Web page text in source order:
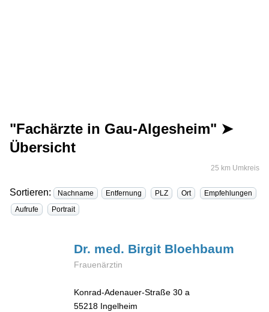
"Fachärzte in Gau-Algesheim" ➤
Übersicht
25 km Umkreis
Sortieren: Nachname Entfernung PLZ Ort
Empfehlungen
Aufrufe
Portrait
Dr. med. Birgit Bloehbaum
Frauenärztin
Konrad-Adenauer-Straße 30 a
55218 Ingelheim